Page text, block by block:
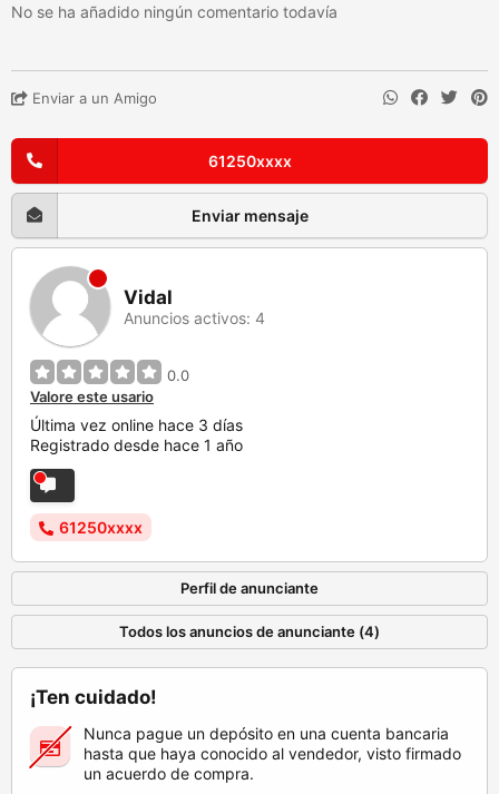
No se ha añadido ningún comentario todavía
Enviar a un Amigo
61250xxxx
Enviar mensaje
Vidal
Anuncios activos: 4
0.0
Valore este usario
Última vez online hace 3 días
Registrado desde hace 1 año
61250xxxx
Perfil de anunciante
Todos los anuncios de anunciante (4)
¡Ten cuidado!
Nunca pague un depósito en una cuenta bancaria
hasta que haya conocido al vendedor, visto firmado
un acuerdo de compra.